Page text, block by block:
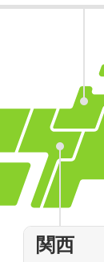
関西
家電量販店の
家電量販店で働く